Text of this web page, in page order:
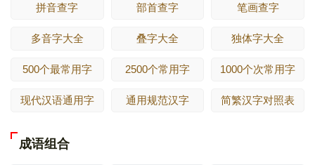
拼音查字 部首查字 笔画查字
多音字大全 叠字大全 独体字大全
500个最常用字 2500个常用字 1000个次常用字
现代汉语通用字 通用规范汉字 简繁汉字对照表
成语组合